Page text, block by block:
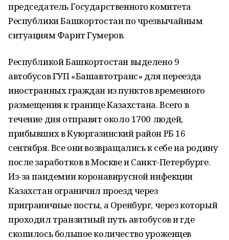
председатель Государственного комитета
Республики Башкортостан по чрезвычайным
ситуациям Фарит Гумеров.
Республикой Башкортостан выделено 9
автобусов ГУП «Башавтотранс» для переезда
иностранных граждан из пунктов временного
размещения к границе Казахстана. Всего в
течение дня отправят около 1700 людей,
прибывших в Куюргазинский район РБ 16
сентября. Все они возвращались к себе на родину
после заработков в Москве и Санкт-Петербурге.
Из-за пандемии коронавирусной инфекции
Казахстан ограничил проезд через
приграничные посты, а Оренбург, через который
проходил транзитный путь автобусов и где
скопилось большое количество уроженцев